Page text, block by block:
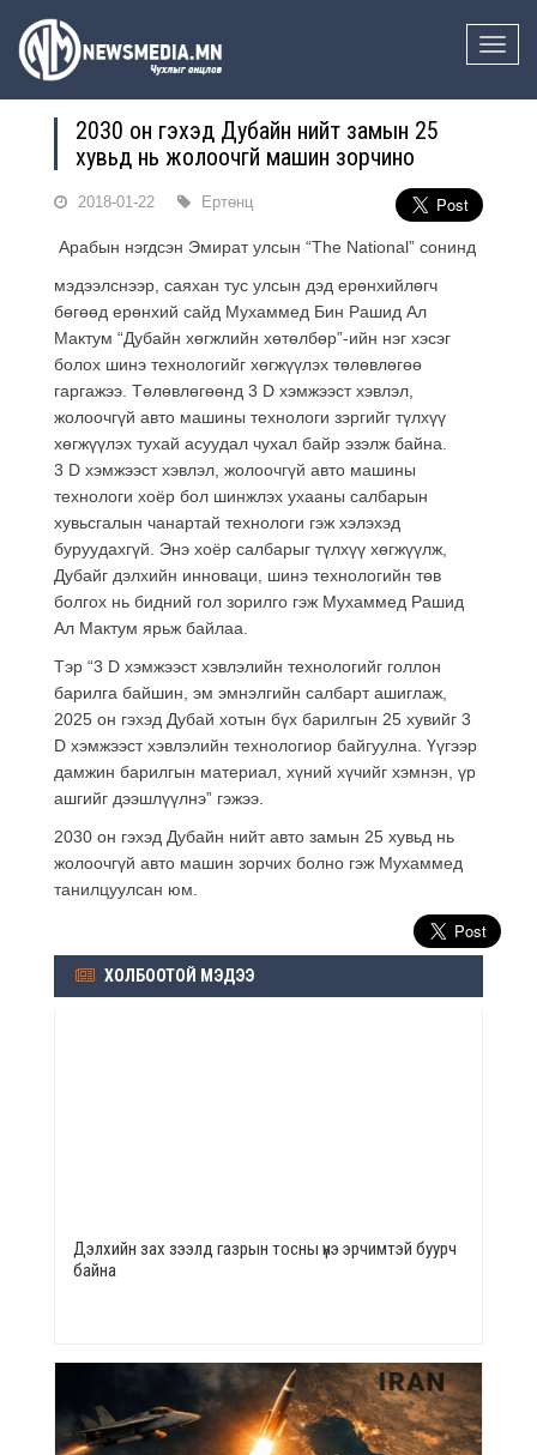
Toggle
2030 он гэхэд Дубайн нийт замын 25
хувьд нь жолоочгүй машин зорчино
2018-01-22 Ертөнц
Арабын нэгдсэн Эмират улсын “The National” сонинд
мэдээлснээр, саяхан тус улсын дэд ерөнхийлөгч
бөгөөд ерөнхий сайд Мухаммед Бин Рашид Ал
Мактум “Дубайн хөгжлийн хөтөлбөр”-ийн нэг хэсэг
болох шинэ технологийг хөгжүүлэх төлөвлөгөө
гаргажээ. Төлөвлөгөөнд 3 D хэмжээст хэвлэл,
жолоочгүй авто машины технологи зэргийг түлхүү
хөгжүүлэх тухай асуудал чухал байр эзэлж байна.
3 D хэмжээст хэвлэл, жолоочгүй авто машины
технологи хоёр бол шинжлэх ухааны салбарын
хувьсгалын чанартай технологи гэж хэлэхэд
буруудахгүй. Энэ хоёр салбарыг түлхүү хөгжүүлж,
Дубайг дэлхийн инноваци, шинэ технологийн төв
болгох нь бидний гол зорилго гэж Мухаммед Рашид
Ал Мактум ярьж байлаа.
Тэр “3 D хэмжээст хэвлэлийн технологийг голлон
барилга байшин, эм эмнэлгийн салбарт ашиглаж,
2025 он гэхэд Дубай хотын бүх барилгын 25 хувийг 3
D хэмжээст хэвлэлийн технологиор байгуулна. Үүгээр
дамжин барилгын материал, хүний хүчийг хэмнэн, үр
ашгийг дээшлүүлнэ” гэжээ.
2030 он гэхэд Дубайн нийт авто замын 25 хувьд нь
жолоочгүй авто машин зорчих болно гэж Мухаммед
танилцуулсан юм.
ХОЛБООТОЙ МЭДЭЭ
Дэлхийн зах зээлд газрын тосны үнэ эрчимтэй буурч
байна